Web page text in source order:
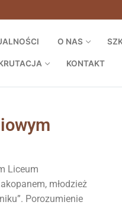
O NAS
KONTAKT
Liceum
młodzież
Porozumienie